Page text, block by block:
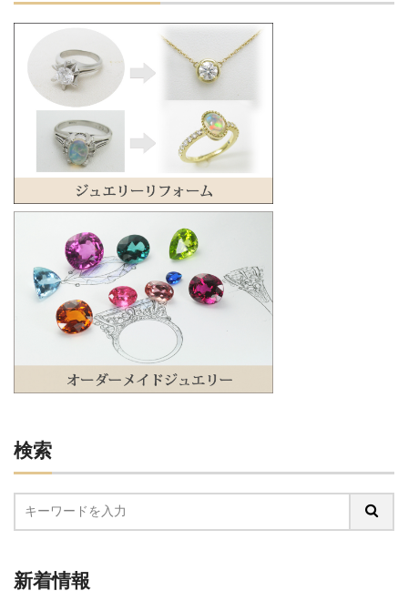
検索
新着情報